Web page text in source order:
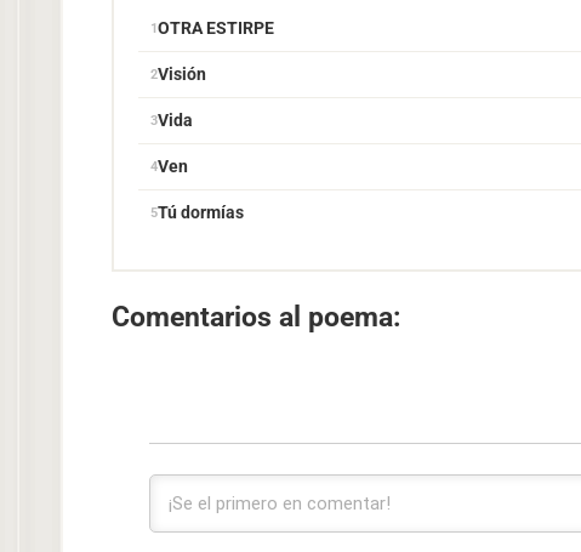
OTRA ESTIRPE
Visión
Vida
Ven
Tú dormías
Comentarios al poema: